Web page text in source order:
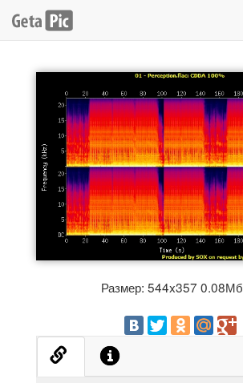
Размер: 544x357 0.08Мб